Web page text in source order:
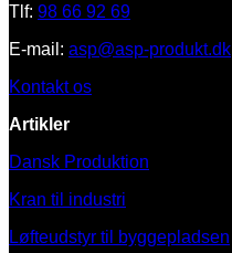
Tlf: 98 66 92 69
E-mail: asp@asp-produkt.dk
Kontakt os
Artikler
Dansk Produktion
Kran til industri
Løfteudstyr til byggepladsen